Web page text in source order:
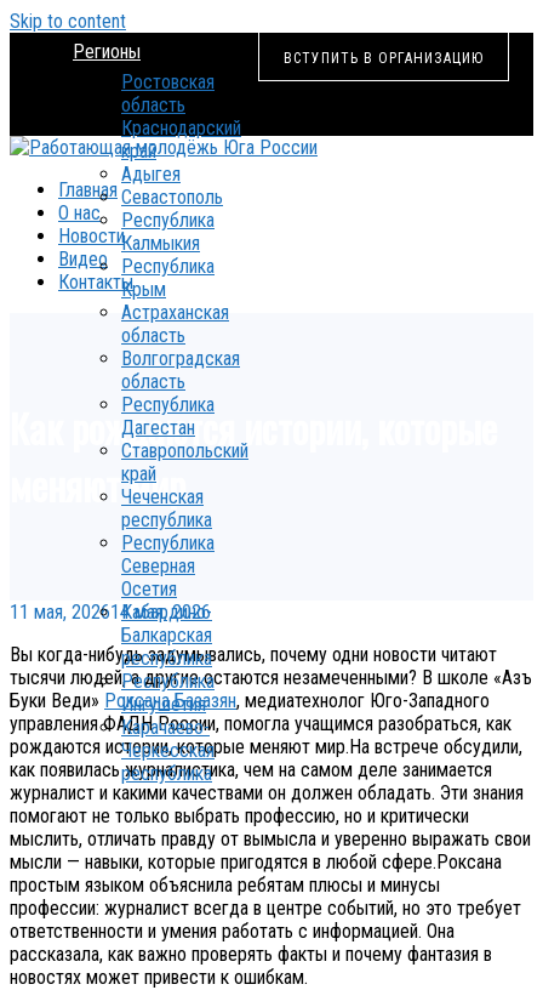
Skip to content
ВСТУПИТЬ В ОРГАНИЗАЦИЮ
Регионы
Ростовская
область
Краснодарский
край
Адыгея
Севастополь
Республика
Калмыкия
Республика
Крым
Астраханская
область
Волгоградская
область
Республика
Дагестан
Ставропольский
край
Чеченская
республика
Республика
Северная
Осетия
Кабардино-
Балкарская
республика
Республика
Ингушетия
Карачаево-
Черкесская
республика
Главная
О нас
Новости
Видео
Контакты
Как рождаются истории, которые
меняют мир.
11 мая, 202614 мая, 2026
Вы когда-нибудь задумывались, почему одни новости читают
тысячи людей, а другие остаются незамеченными? В школе «Азъ
Буки Веди» Роксана Базазян, медиатехнолог Юго-Западного
управления ФАДН России, помогла учащимся разобраться, как
рождаются истории, которые меняют мир.На встрече обсудили,
как появилась журналистика, чем на самом деле занимается
журналист и какими качествами он должен обладать. Эти знания
помогают не только выбрать профессию, но и критически
мыслить, отличать правду от вымысла и уверенно выражать свои
мысли — навыки, которые пригодятся в любой сфере.Роксана
простым языком объяснила ребятам плюсы и минусы
профессии: журналист всегда в центре событий, но это требует
ответственности и умения работать с информацией. Она
рассказала, как важно проверять факты и почему фантазия в
новостях может привести к ошибкам.